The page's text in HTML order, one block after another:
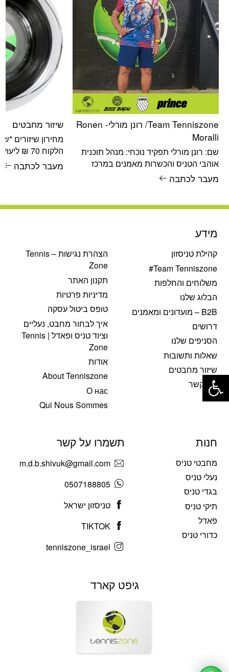
Team Tenniszone/ רונן מורלי- Ronen
Moralli
שם: רונן מורלי תפקיד נוכחי: מנהל תוכנית
אוהבי הטניס והכשרות מאמנים במרכז
מעבר לכתבה
שיזור מחבטים
מחירון שיזורים
הלקוח 70
מעבר לכתבה
מידע
קהילת טניסזון
Team Tenniszone#
משלוחים והחלפות
הבלוג שלנו
B2B – מועדונים ומאמנים
דרושים
הסניפים שלנו
שאלות ותשובות
שיזור מחבטים
צרו קשר
הצהרת נגישות – Tennis
Zone
תקנון האתר
מדיניות פרטיות
טופס ביטול עסקה
איך לבחור מחבט, נעליים
וציוד טניס ופאדל | Tennis
Zone
אודות
About Tenniszone
О нас
Qui Nous Sommes
חנות
מחבטי טניס
נעלי טניס
בגדי טניס
תיקי טניס
פאדל
כדורי טניס
תשמרו על קשר
m.d.b.shivuk@gmail.com
0507188805
טניסזון ישראל
TIKTOK
tenniszone_israel
גיפט קארד
פתח סרגל נגישות